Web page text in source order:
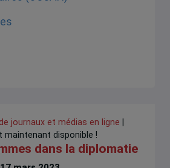
journaux et médias en ligne |
maintenant disponible !
dans la diplomatie